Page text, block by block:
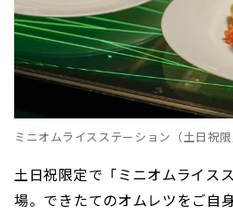
ミニオムライスステーション（土日祝限
土日祝限定で「ミニオムライス
場。できたてのオムレツをご自